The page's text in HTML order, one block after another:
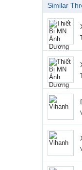
Similar